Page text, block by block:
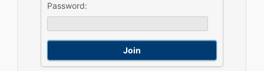
Password: